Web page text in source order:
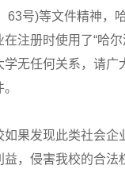
63号)等文件精神
在注册时使用了“哈
学无任何关系，请广
发现此类社会企业
益，侵害我校的合法